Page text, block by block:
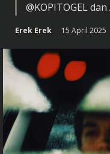
@KOPITOGEL
Erek Erek 15 April 2025